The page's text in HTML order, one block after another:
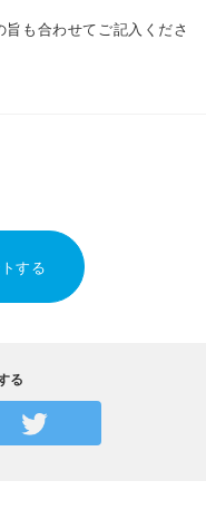
も合わせてご記入くださ
する
る